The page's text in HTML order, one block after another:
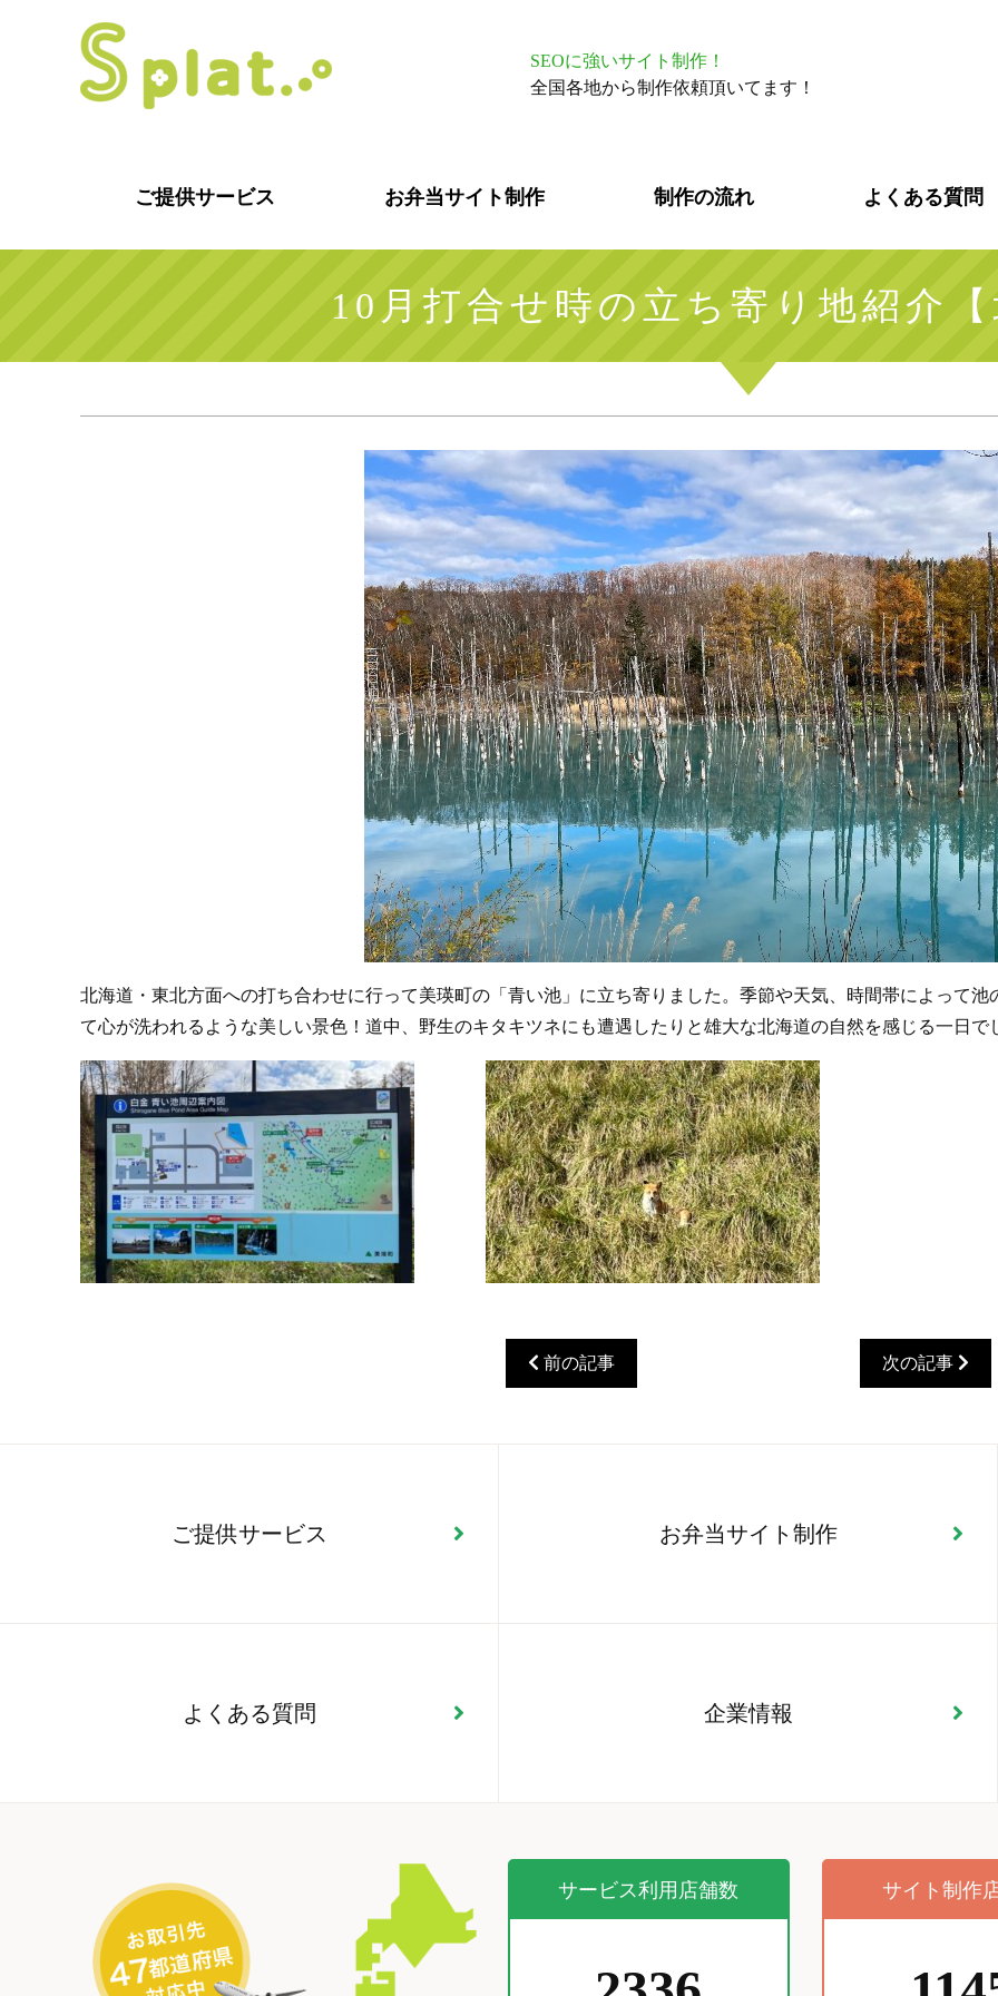
SEOに強いサイト制作！
全国各地から制作依頼頂いてます！
ご提供サービス お弁当サイト制作 制作の流れ よくある質問
10月打合せ時の立ち寄り地紹介
北海道・東北方面への打ち合わせに行って美瑛町の「青い池」に立ち寄りました。季節や天気、時間帯によって
て心が洗われるような美しい景色！道中、野生のキタキツネにも遭遇したりと雄大な北海道の自然を感じる一日で
前の記事 次の記事
ご提供サービス お弁当サイト制作
よくある質問 企業情報
サービス利用店舗数 サイト制作